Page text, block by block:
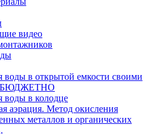
видео
воды в открытой емкости своими
воды в колодце
аэрация. Метод окисления
металлов и органических